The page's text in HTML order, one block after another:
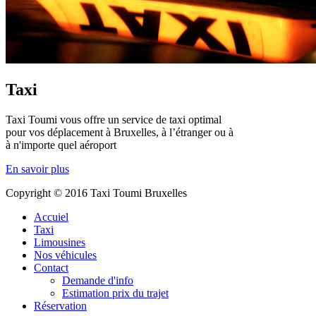
Taxi
Taxi Toumi vous offre un service de taxi optimal
pour vos déplacement à Bruxelles, à l’étranger ou à
à n'importe quel aéroport
En savoir plus
Copyright © 2016 Taxi Toumi Bruxelles
Accuiel
Taxi
Limousines
Nos véhicules
Contact
Demande d'info
Estimation prix du trajet
Réservation